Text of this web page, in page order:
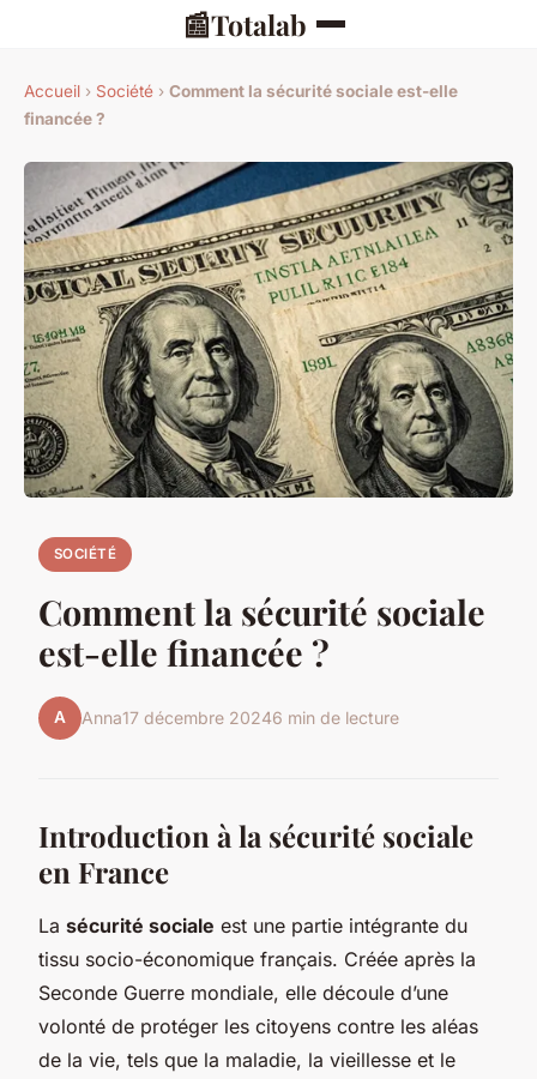
📰Totalab
Accueil › Société › Comment la sécurité sociale est-elle
financée ?
SOCIÉTÉ
Comment la sécurité sociale
est-elle financée ?
A Anna17 décembre 20246 min de lecture
Introduction à la sécurité sociale
en France
La sécurité sociale est une partie intégrante du
tissu socio-économique français. Créée après la
Seconde Guerre mondiale, elle découle d’une
volonté de protéger les citoyens contre les aléas
de la vie, tels que la maladie, la vieillesse et le